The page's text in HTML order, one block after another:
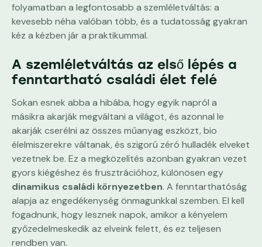
folyamatban a legfontosabb a szemléletváltás: a
kevesebb néha valóban több, és a tudatosság gyakran
kéz a kézben jár a praktikummal.
A szemléletváltás az első lépés a
fenntartható családi élet felé
Sokan esnek abba a hibába, hogy egyik napról a
másikra akarják megváltani a világot, és azonnal le
akarják cserélni az összes műanyag eszközt, bio
élelmiszerekre váltanak, és szigorú zéró hulladék elveket
vezetnek be. Ez a megközelítés azonban gyakran vezet
gyors kiégéshez és frusztrációhoz, különösen egy
dinamikus családi környezetben. A fenntarthatóság
alapja az engedékenység önmagunkkal szemben. El kell
fogadnunk, hogy lesznek napok, amikor a kényelem
győzedelmeskedik az elveink felett, és ez teljesen
rendben van.